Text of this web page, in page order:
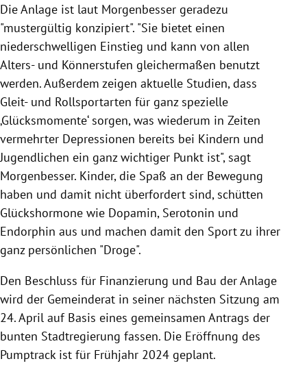
Die Anlage ist laut Morgenbesser geradezu
"mustergültig konzipiert". "Sie bietet einen
niederschwelligen Einstieg und kann von allen
Alters- und Könnerstufen gleichermaßen benutzt
werden. Außerdem zeigen aktuelle Studien, dass
Gleit- und Rollsportarten für ganz spezielle
‚Glücksmomente‘ sorgen, was wiederum in Zeiten
vermehrter Depressionen bereits bei Kindern und
Jugendlichen ein ganz wichtiger Punkt ist", sagt
Morgenbesser. Kinder, die Spaß an der Bewegung
haben und damit nicht überfordert sind, schütten
Glückshormone wie Dopamin, Serotonin und
Endorphin aus und machen damit den Sport zu ihrer
ganz persönlichen "Droge".
Den Beschluss für Finanzierung und Bau der Anlage
wird der Gemeinderat in seiner nächsten Sitzung am
24. April auf Basis eines gemeinsamen Antrags der
bunten Stadtregierung fassen. Die Eröffnung des
Pumptrack ist für Frühjahr 2024 geplant.